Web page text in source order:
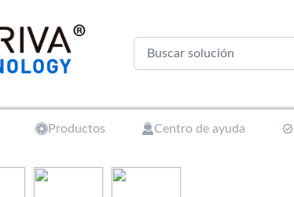
Productos Centro de ayuda